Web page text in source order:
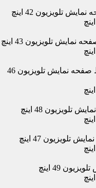
تلویزیون 42 اینچ
تلویزیون 43 اینچ
قیمت و خرید اینترنتی انواع محافظ صفحه نمایش تلویزیون 46
48 اینچ
47 اینچ
49 اینچ